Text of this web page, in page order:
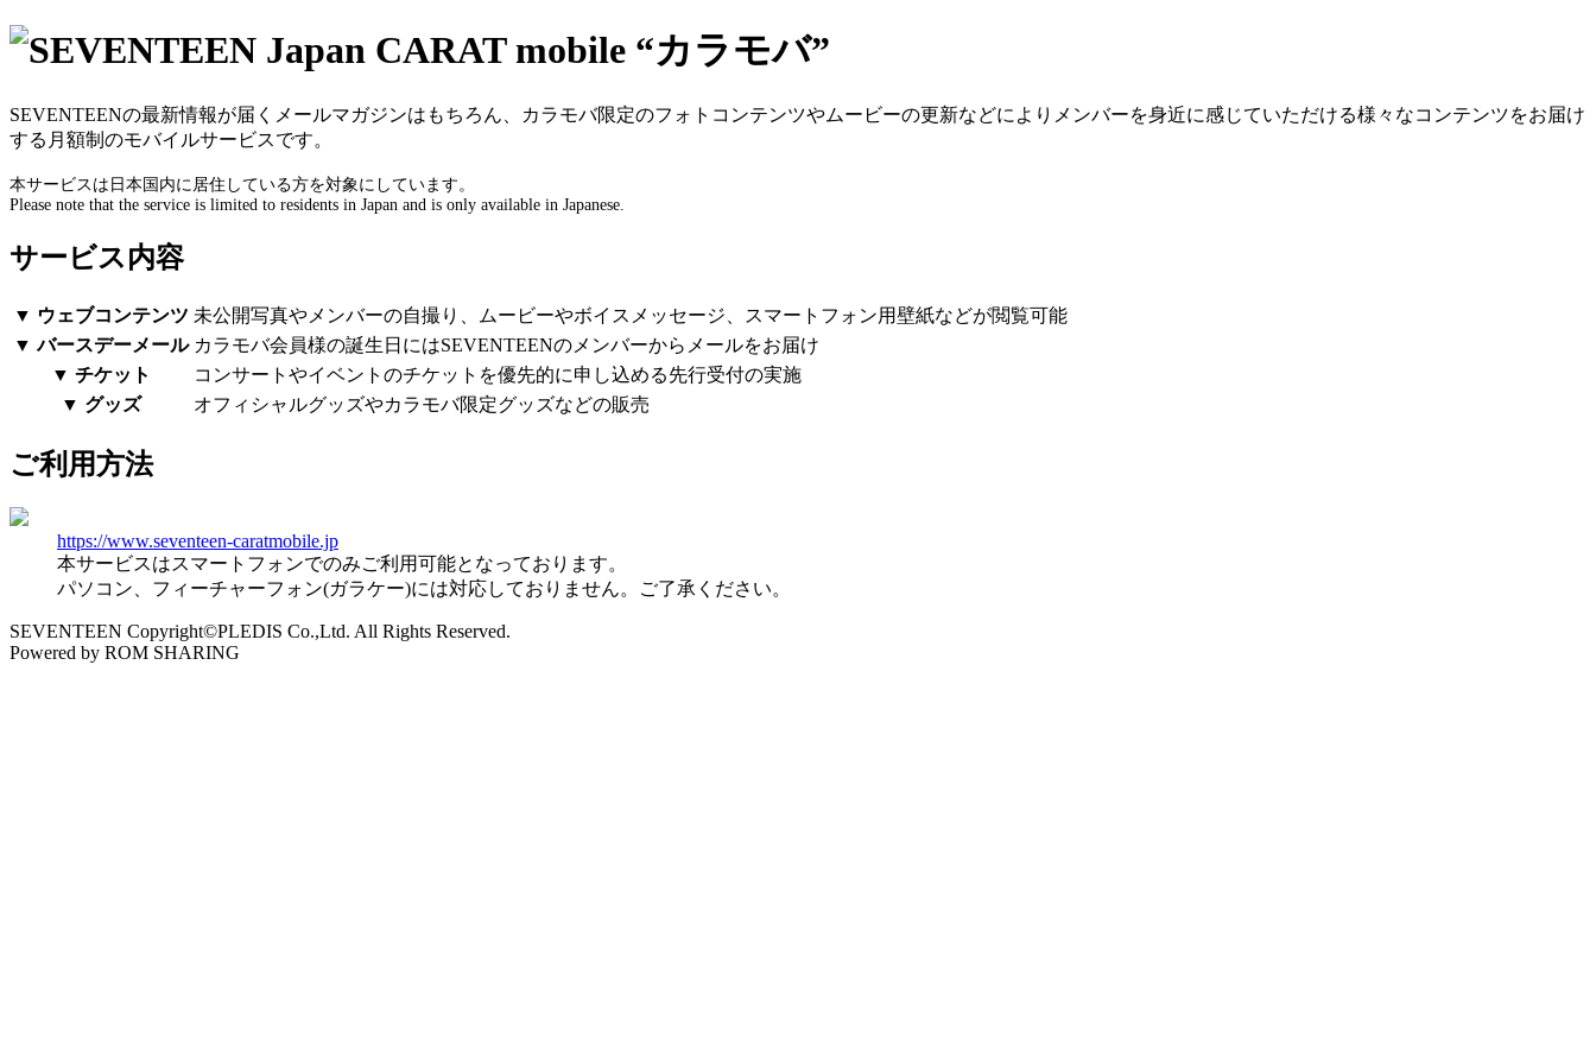
SEVENTEENの最新情報が届くメールマガジンはもちろん、カラモバ限定のフォトコンテンツやムービーの更新などによりメンバーを身近に感じていただける様々なコンテンツをお届け
する月額制のモバイルサービスです。
本サービスは日本国内に居住している方を対象にしています。
Please note that the service is limited to residents in Japan and is only available in Japanese.
サービス内容
▼ ウェブコンテンツ 未公開写真やメンバーの自撮り、ムービーやボイスメッセージ、スマートフォン用壁紙などが閲覧可能
▼ バースデーメール カラモバ会員様の誕生日にはSEVENTEENのメンバーからメールをお届け
▼ チケット
コンサートやイベントのチケットを優先的に申し込める先行受付の実施
▼ グッズ
オフィシャルグッズやカラモバ限定グッズなどの販売
ご利用方法
https://www.seventeen-caratmobile.jp
本サービスはスマートフォンでのみご利用可能となっております。
パソコン、フィーチャーフォン(ガラケー)には対応しておりません。ご了承ください。
SEVENTEEN Copyright©PLEDIS Co.,Ltd. All Rights Reserved.
Powered by ROM SHARING